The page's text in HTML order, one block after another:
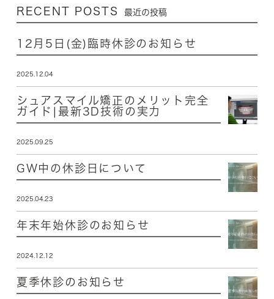
RECENT POSTS 最近の投稿
12月5日(金)臨時休診のお知らせ
2025.12.04
シュアスマイル矯正のメリット完全
ガイド|最新3D技術の実力
2025.09.25
GW中の休診日について
2025.04.23
年末年始休診のお知らせ
2024.12.12
夏季休診のお知らせ